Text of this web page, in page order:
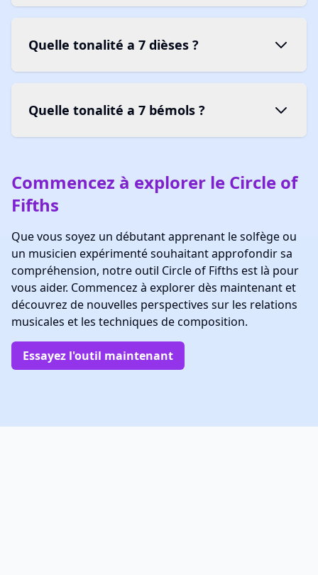
Quelle tonalité a 7 dièses ?
Quelle tonalité a 7 bémols ?
Commencez à explorer le Circle of
Fifths
Que vous soyez un débutant apprenant le solfège ou
un musicien expérimenté souhaitant approfondir sa
compréhension, notre outil Circle of Fifths est là pour
vous aider. Commencez à explorer dès maintenant et
découvrez de nouvelles perspectives sur les relations
musicales et les techniques de composition.
Essayez l'outil maintenant